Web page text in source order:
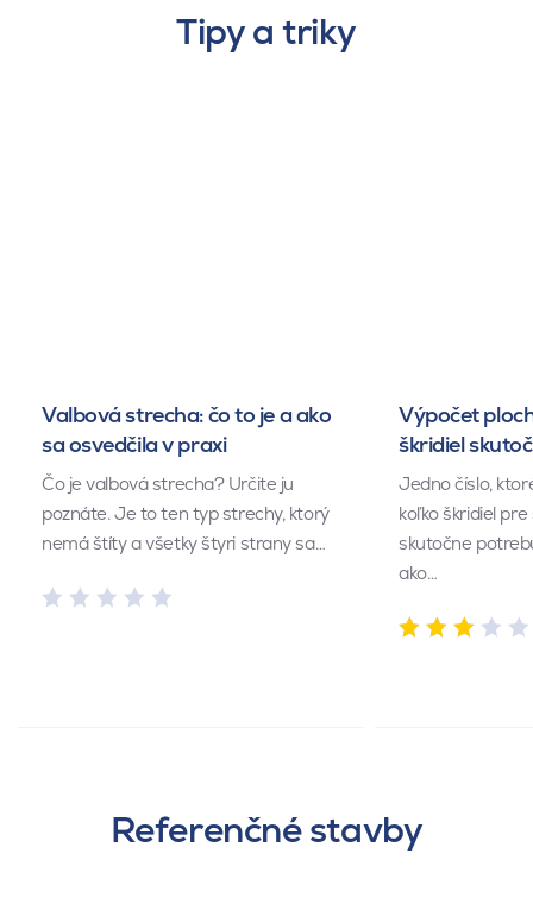
Tipy a triky
Valbová strecha: čo to je a ako
sa osvedčila v praxi
Čo je valbová strecha? Určite ju
poznáte. Je to ten typ strechy, ktorý
nemá štíty a všetky štyri strany sa…
Výpočet
škridiel
Jedno číslo,
koľko škridiel
skutočne
ako…
Referenčné stavby